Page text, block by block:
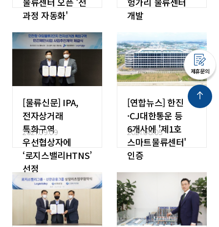
제휴문의
과정 자동화'
개발
[물류신문] IPA,
전자상거래
특화구역
우선협상자에
‘로지스밸리HTNS’
선정
2021.09.09
[연합뉴스] 한진
·CJ대한통운 등
6개사에 '제1호
스마트물류센터'
인증
2021.08.05